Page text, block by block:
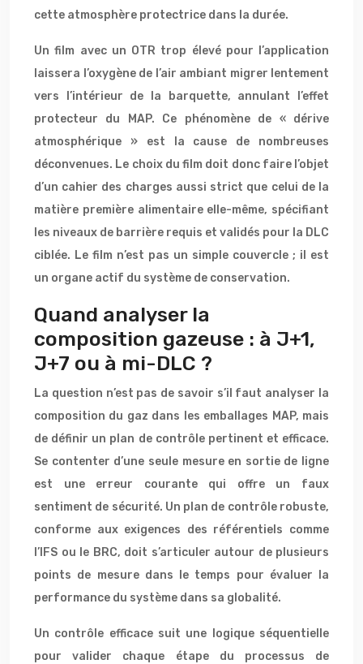
cette atmosphère protectrice dans la durée.
Un film avec un OTR trop élevé pour l’application
laissera l’oxygène de l’air ambiant migrer lentement
vers l’intérieur de la barquette, annulant l’effet
protecteur du MAP. Ce phénomène de « dérive
atmosphérique » est la cause de nombreuses
déconvenues. Le choix du film doit donc faire l’objet
d’un cahier des charges aussi strict que celui de la
matière première alimentaire elle-même, spécifiant
les niveaux de barrière requis et validés pour la DLC
ciblée. Le film n’est pas un simple couvercle ; il est
un organe actif du système de conservation.
Quand analyser la
composition gazeuse : à J+1,
J+7 ou à mi-DLC ?
La question n’est pas de savoir s’il faut analyser la
composition du gaz dans les emballages MAP, mais
de définir un plan de contrôle pertinent et efficace.
Se contenter d’une seule mesure en sortie de ligne
est une erreur courante qui offre un faux
sentiment de sécurité. Un plan de contrôle robuste,
conforme aux exigences des référentiels comme
l’IFS ou le BRC, doit s’articuler autour de plusieurs
points de mesure dans le temps pour évaluer la
performance du système dans sa globalité.
Un contrôle efficace suit une logique séquentielle
pour valider chaque étape du processus de